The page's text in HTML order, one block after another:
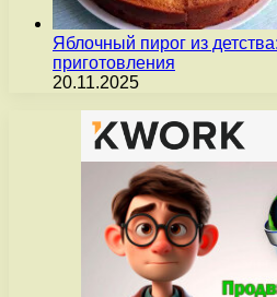
Яблочный пирог из
приготовления
20.11.2025